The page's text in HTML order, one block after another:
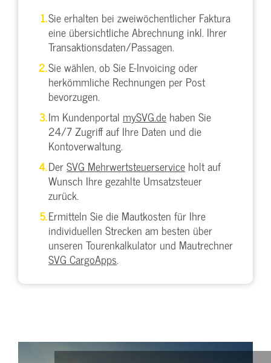
Sie erhalten bei zweiwöchentlicher Faktura
eine übersichtliche Abrechnung inkl. Ihrer
Transaktionsdaten/Passagen.
Sie wählen, ob Sie E-Invoicing oder
herkömmliche Rechnungen per Post
bevorzugen.
Im Kundenportal mySVG.de haben Sie
24/7 Zugriff auf Ihre Daten und die
Kontoverwaltung.
DerSVG Mehrwertsteuerservice holt auf
Wunsch Ihre gezahlte Umsatzsteuer
zurück.
Ermitteln Sie die Mautkosten für Ihre
individuellen Strecken am besten über
unseren Tourenkalkulator und Mautrechner
SVG CargoApps.